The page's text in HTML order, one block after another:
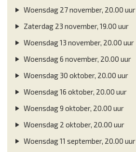
Woensdag 27 november, 20.00 uur
Zaterdag 23 november, 19.00 uur
Woensdag 13 november, 20.00 uur
Woensdag 6 november, 20.00 uur
Woensdag 30 oktober, 20.00 uur
Woensdag 16 oktober, 20.00 uur
Woensdag 9 oktober, 20.00 uur
Woensdag 2 oktober, 20.00 uur
Woensdag 11 september, 20.00 uur